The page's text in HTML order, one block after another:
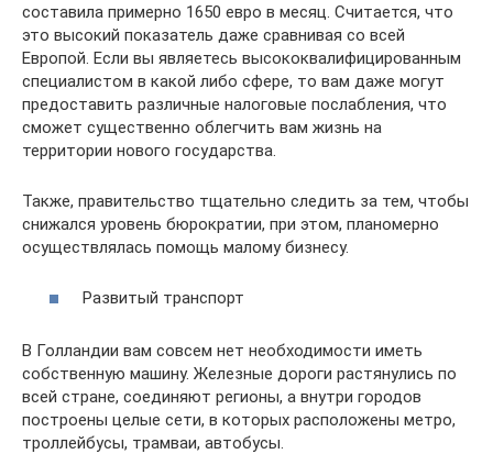
составила примерно 1650 евро в месяц. Считается, что
это высокий показатель даже сравнивая со всей
Европой. Если вы являетесь высококвалифицированным
специалистом в какой либо сфере, то вам даже могут
предоставить различные налоговые послабления, что
сможет существенно облегчить вам жизнь на
территории нового государства.
Также, правительство тщательно следить за тем, чтобы
снижался уровень бюрократии, при этом, планомерно
осуществлялась помощь малому бизнесу.
Развитый транспорт
В Голландии вам совсем нет необходимости иметь
собственную машину. Железные дороги растянулись по
всей стране, соединяют регионы, а внутри городов
построены целые сети, в которых расположены метро,
троллейбусы, трамваи, автобусы.